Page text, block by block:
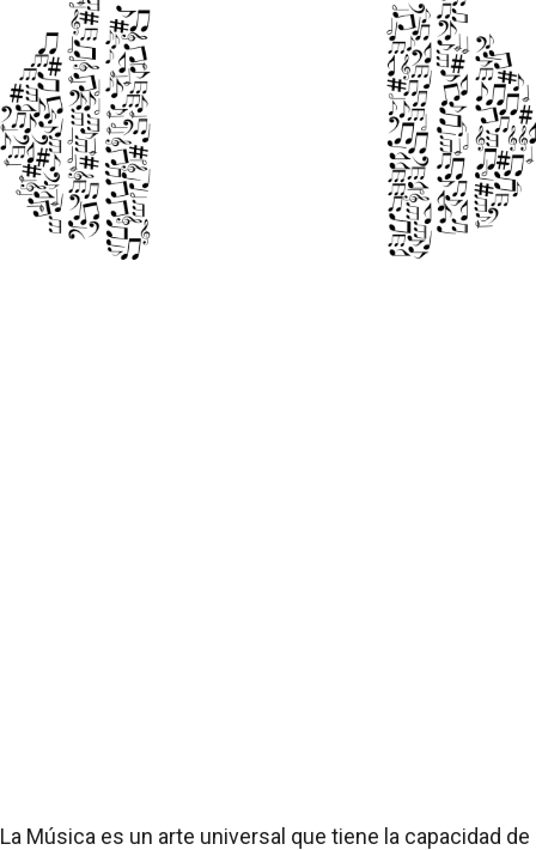
La Música es un arte universal que tiene la capacidad de